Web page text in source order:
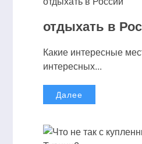
отдыхать в
Какие интересные
интересных...
Далее